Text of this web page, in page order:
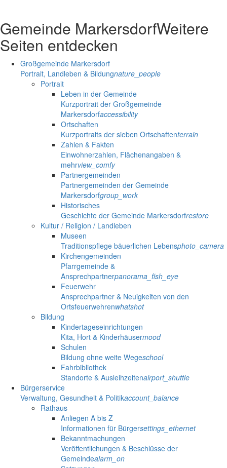
Gemeinde MarkersdorfWeitere
Seiten entdecken
Großgemeinde Markersdorf
Portrait, Landleben & Bildungnature_people
Portrait
Leben in der Gemeinde
Kurzportrait der Großgemeinde
Markersdorfaccessibility
Ortschaften
Kurzportraits der sieben Ortschaftenterrain
Zahlen & Fakten
Einwohnerzahlen, Flächenangaben &
mehrview_comfy
Partnergemeinden
Partnergemeinden der Gemeinde
Markersdorfgroup_work
Historisches
Geschichte der Gemeinde Markersdorfrestore
Kultur / Religion / Landleben
Museen
Traditionspflege bäuerlichen Lebensphoto_camera
Kirchengemeinden
Pfarrgemeinde &
Ansprechpartnerpanorama_fish_eye
Feuerwehr
Ansprechpartner & Neuigkeiten von den
Ortsfeuerwehrenwhatshot
Bildung
Kindertageseinrichtungen
Kita, Hort & Kinderhäusermood
Schulen
Bildung ohne weite Wegeschool
Fahrbibliothek
Standorte & Ausleihzeitenairport_shuttle
Bürgerservice
Verwaltung, Gesundheit & Politikaccount_balance
Rathaus
Anliegen A bis Z
Informationen für Bürgersettings_ethernet
Bekanntmachungen
Veröffentlichungen & Beschlüsse der
Gemeindealarm_on